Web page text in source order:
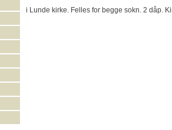
i Lunde kirke. Felles for begge sokn. 2 dåp.